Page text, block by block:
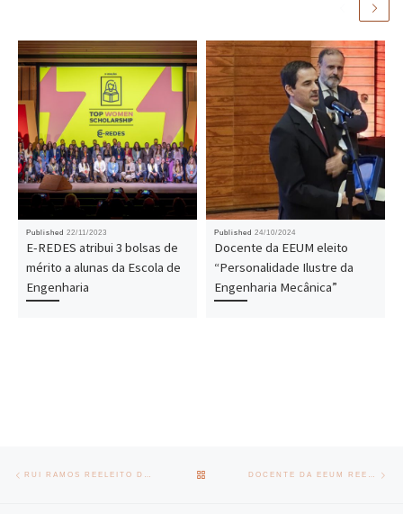
Published 22/11/2023
E-REDES atribui 3 bolsas de
mérito a alunas da Escola de
Engenharia
Published 24/10/2024
Docente da EEUM eleito
“Personalidade Ilustre da
Engenharia Mecânica”
Post navigation RUI RAMOS REELEITO DIRETOR DO DEPARTAMENTO DE ENGENHARIA CIVIL BACK TO POST LIST DOCENTE DA EEUM REELEITA VICE-PRESIDENTE DA IEEE EDUCATION SOCIETY